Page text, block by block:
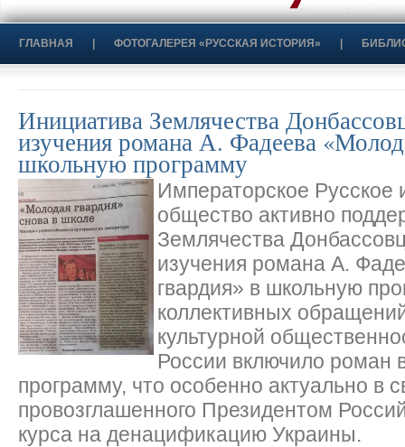
ГЛАВНАЯ ФОТОГАЛЕРЕЯ «РУССКАЯ ИСТОРИЯ»
Инициатива Землячества
изучения романа А. Фадеева
школьную программу
Императорское Русское
общество активно
Землячества
изучения романа А.
гвардия» в школьную
коллективных
культурной
России включило роман
программу, что особенно актуально в
провозглашенного Президентом
курса на денацификацию Украины.